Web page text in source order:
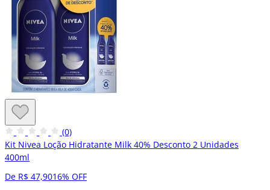
(0)
Kit Nivea Loção Hidratante Milk 40% Desconto 2 Unidades
400ml
De R$ 47,9016% OFF